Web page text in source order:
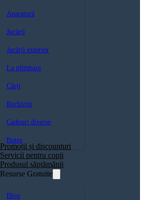
Aparatură
Jucării
Jucării exterior
La plimbare
Cărți
Rechizite
Cadouri diverse
Botez
Promoții și discounturi
Servicii pentru copii
Produsul săptămănii
Resurse Gratuite
Blog